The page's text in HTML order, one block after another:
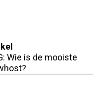
Wie is de mooiste